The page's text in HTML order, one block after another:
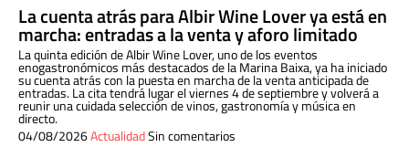
La cuenta atrás para Albir Wine Lover ya está en
marcha: entradas a la venta y aforo limitado
La quinta edición de Albir Wine Lover, uno de los eventos
enogastronómicos más destacados de la Marina Baixa, ya ha iniciado
su cuenta atrás con la puesta en marcha de la venta anticipada de
entradas. La cita tendrá lugar el viernes 4 de septiembre y volverá a
reunir una cuidada selección de vinos, gastronomía y música en
directo.
04/08/2026ActualidadSin comentarios